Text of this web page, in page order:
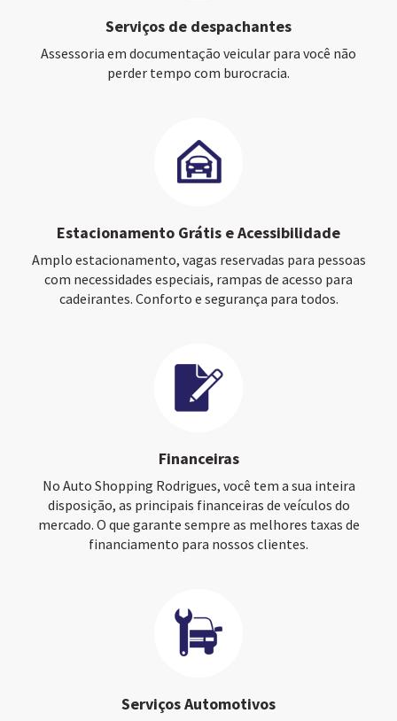
Serviços de despachantes
Assessoria em documentação veicular para você não
perder tempo com burocracia.
Estacionamento Grátis e Acessibilidade
Amplo estacionamento, vagas reservadas para pessoas
com necessidades especiais, rampas de acesso para
cadeirantes. Conforto e segurança para todos.
Financeiras
No Auto Shopping Rodrigues, você tem a sua inteira
disposição, as principais financeiras de veículos do
mercado. O que garante sempre as melhores taxas de
financiamento para nossos clientes.
Serviços Automotivos